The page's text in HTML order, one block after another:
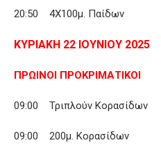
20:50 4Χ100μ. Παίδων
ΚΥΡΙΑΚΗ 22 ΙΟΥΝΙΟΥ 2025
ΠΡΩΙΝΟΙ ΠΡΟΚΡΙΜΑΤΙΚΟΙ
09:00 Τριπλούν Κορασίδων
09:00 200μ. Κορασίδων